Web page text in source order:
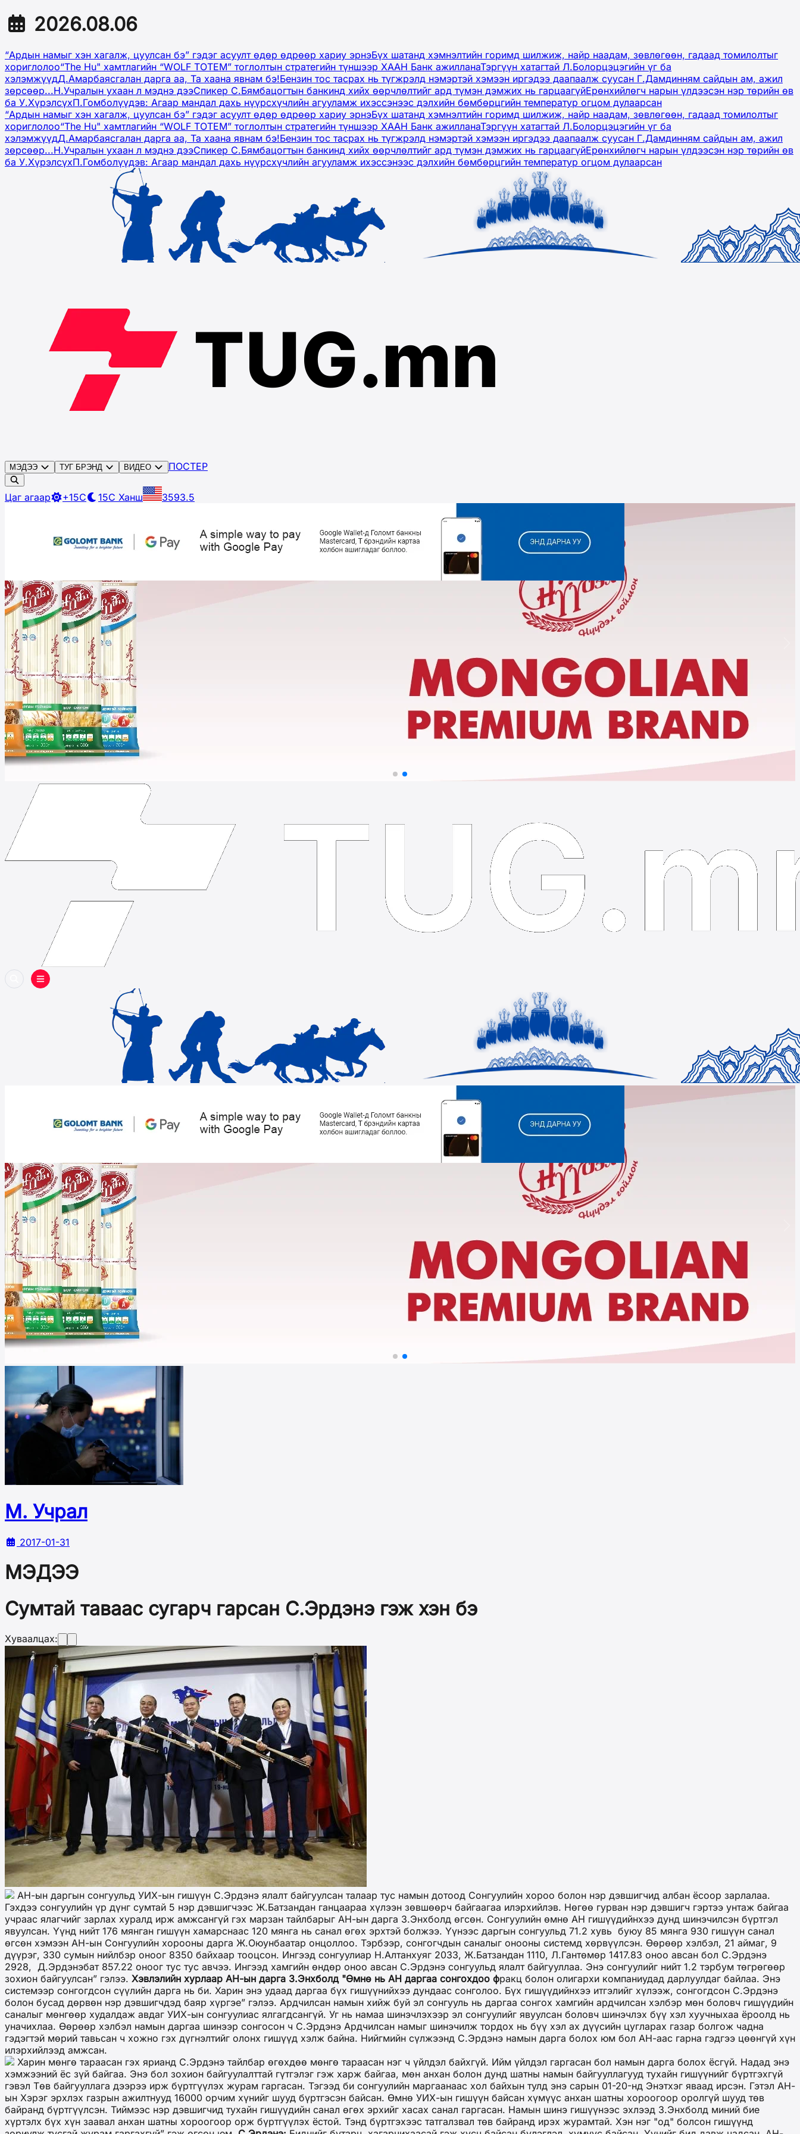
2026.08.06
“Ардын намыг хэн хагалж, цуулсан бэ” гэдэг асуулт өдөр өдрөөр хариу эрнэБүх шатанд хэмнэлтийн горимд шилжиж, найр наадам, зөвлөгөөн, гадаад томилолтыг
хориглолоо“The Hu" хамтлагийн “WOLF TOTEM” тоглолтын стратегийн түншээр ХААН Банк ажилланаТэргүүн хатагтай Л.Болорцэцэгийн үг ба
хэлэмжүүдД.Амарбаясгалан дарга аа, Та хаана явнам бэ!Бензин тос тасрах нь түгжрэлд нэмэртэй хэмээн иргэдээ даапаалж суусан Г.Дамдинням сайдын ам, ажил
зөрсөөр...Н.Учралын ухаан л мэднэ дээСпикер С.Бямбацогтын банкинд хийх өөрчлөлтийг ард түмэн дэмжих нь гарцаагүйЕрөнхийлөгч нарын үлдээсэн нэр төрийн өв
ба У.ХүрэлсүхП.Гомболүүдэв: Агаар мандал дахь нүүрсхүчлийн агууламж ихэссэнээс дэлхийн бөмбөрцгийн температур огцом дулаарсан
“Ардын намыг хэн хагалж, цуулсан бэ” гэдэг асуулт өдөр өдрөөр хариу эрнэБүх шатанд хэмнэлтийн горимд шилжиж, найр наадам, зөвлөгөөн, гадаад томилолтыг
хориглолоо“The Hu" хамтлагийн “WOLF TOTEM” тоглолтын стратегийн түншээр ХААН Банк ажилланаТэргүүн хатагтай Л.Болорцэцэгийн үг ба
хэлэмжүүдД.Амарбаясгалан дарга аа, Та хаана явнам бэ!Бензин тос тасрах нь түгжрэлд нэмэртэй хэмээн иргэдээ даапаалж суусан Г.Дамдинням сайдын ам, ажил
зөрсөөр...Н.Учралын ухаан л мэднэ дээСпикер С.Бямбацогтын банкинд хийх өөрчлөлтийг ард түмэн дэмжих нь гарцаагүйЕрөнхийлөгч нарын үлдээсэн нэр төрийн өв
ба У.ХүрэлсүхП.Гомболүүдэв: Агаар мандал дахь нүүрсхүчлийн агууламж ихэссэнээс дэлхийн бөмбөрцгийн температур огцом дулаарсан
МЭДЭЭ ТУГ БРЭНД ВИДЕО ПОСТЕР
Цаг агаар +15C 15C Ханш 3593.5
М. Учрал
2017-01-31
МЭДЭЭ
Сумтай таваас сугарч гарсан С.Эрдэнэ гэж хэн бэ
Хуваалцах:
АН-ын даргын сонгуульд УИХ-ын гишүүн С.Эрдэнэ ялалт байгуулсан талаар тус намын дотоод Сонгуулийн хороо болон нэр дэвшигчид албан ёсоор зарлалаа.
Гэхдээ сонгуулийн үр дүнг сумтай 5 нэр дэвшигчээс Ж.Батзандан ганцаараа хүлээн зөвшөөрч байгаагаа илэрхийлэв. Нөгөө гурван нэр дэвшигч гэртээ унтаж байгаа
учраас ялагчийг зарлах хуралд ирж амжсангүй гэх марзан тайлбарыг АН-ын дарга З.Энхболд өгсөн. Сонгуулийн өмнө АН гишүүдийнхээ дунд шинэчилсэн бүртгэл
явуулсан. Үүнд нийт 176 мянган гишүүн хамарснаас 120 мянга нь санал өгөх эрхтэй болжээ. Үүнээс даргын сонгуульд 71.2 хувь буюу 85 мянга 930 гишүүн санал
өгсөн хэмээн АН-ын Сонгуулийн хорооны дарга Ж.Оюунбаатар онцоллоо. Тэрбээр, сонгогчдын саналыг онооны системд хөрвүүлсэн. Өөрөөр хэлбэл, 21 аймаг, 9
дүүрэг, 330 сумын нийлбэр оноог 8350 байхаар тооцсон. Ингээд сонгуулиар Н.Алтанхуяг 2033, Ж.Батзандан 1110, Л.Гантөмөр 1417.83 оноо авсан бол С.Эрдэнэ
2928, Д.Эрдэнэбат 857.22 оноог тус тус авчээ. Ингээд хамгийн өндөр оноо авсан С.Эрдэнэ сонгуульд ялалт байгууллаа. Энэ сонгуулийг нийт 1.2 тэрбум төгрөгөөр
зохион байгуулсан” гэлээ. Хэвлэлийн хурлаар АН-ын дарга З.Энхболд "Өмнө нь АН даргаа сонгохдоо фракц болон олигархи компаниудад дарлуулдаг байлаа. Энэ
системээр сонгогдсон сүүлийн дарга нь би. Харин энэ удаад даргаа бүх гишүүнийхээ дундаас сонголоо. Бүх гишүүдийнхээ итгэлийг хүлээж, сонгогдсон С.Эрдэнэ
болон бусад дөрвөн нэр дэвшигчдэд баяр хүргэе” гэлээ. Ардчилсан намын хийж буй эл сонгууль нь даргаа сонгох хамгийн ардчилсан хэлбэр мөн боловч гишүүдийн
саналыг мөнгөөр худалдаж авдаг УИХ-ын сонгуулиас ялгагдсангүй. Уг нь намаа шинэчлэхээр эл сонгуулийг явуулсан боловч шинэчлэх бүү хэл хуучныхаа ёроолд нь
уначихлаа. Өөрөөр хэлбэл намын даргаа шинээр сонгосон ч С.Эрдэнэ Ардчилсан намыг шинэчилж тордох нь бүү хэл ах дүүсийн цугларах газар болгож чадна
гэдэгтэй мөрий тавьсан ч хожно гэх дүгнэлтийг олонх гишүүд хэлж байна. Нийгмийн сүлжээнд С.Эрдэнэ намын дарга болох юм бол АН-аас гарна гэдгээ цөөнгүй хүн
илэрхийлээд амжсан.
Харин мөнгө тараасан гэх ярианд С.Эрдэнэ тайлбар өгөхдөө мөнгө тараасан нэг ч үйлдэл байхгүй. Ийм үйлдэл гаргасан бол намын дарга болох ёсгүй. Надад энэ
хэмжээний ёс зүй байгаа. Энэ бол зохион байгуулалттай гүтгэлэг гэж харж байгаа, мөн анхан болон дунд шатны намын байгууллагууд тухайн гишүүнийг бүртгэхгүй
гэвэл Төв байгууллага дээрээ ирж бүртгүүлэх журам гаргасан. Тэгээд би сонгуулийн маргаанаас хол байхын тулд энэ сарын 01-20-нд Энэтхэг яваад ирсэн. Гэтэл АН-
ын Хэрэг эрхлэх газрын ажилтнууд 16000 орчим хүнийг шууд бүртгэсэн байсан. Өмнө УИХ-ын гишүүн байсан хүмүүс анхан шатны хороогоор оролгүй шууд төв
байранд бүртгүүлсэн. Тиймээс нэр дэвшигчид тухайн гишүүдийн санал өгөх эрхийг хасах санал гаргасан. Намын шинэ гишүүнээс эхлээд З.Энхболд миний бие
хүртэлх бүх хүн заавал анхан шатны хороогоор орж бүртгүүлэх ёстой. Тэнд бүртгэхээс татгалзвал төв байранд ирэх журамтай. Хэн нэг "од" болсон гишүүнд